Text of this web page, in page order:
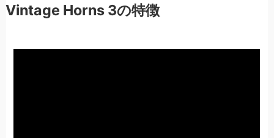
Vintage Horns 3の特徴